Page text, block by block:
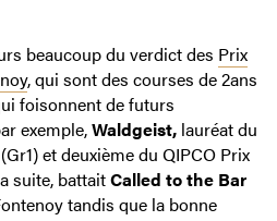
beaucoup du verdict des Prix
, qui sont des courses de 2ans
foisonnent de futurs
exemple,Waldgeist, lauréat du
et deuxième du QIPCO Prix
suite, battaitCalled to the Bar
tandis que la bonne